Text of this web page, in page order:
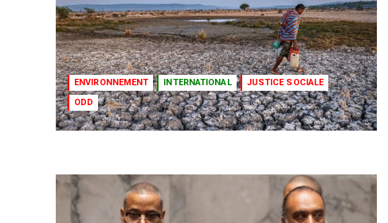
ENVIRONNEMENT INTERNATIONAL
JUSTICE SOCIALE
ODD